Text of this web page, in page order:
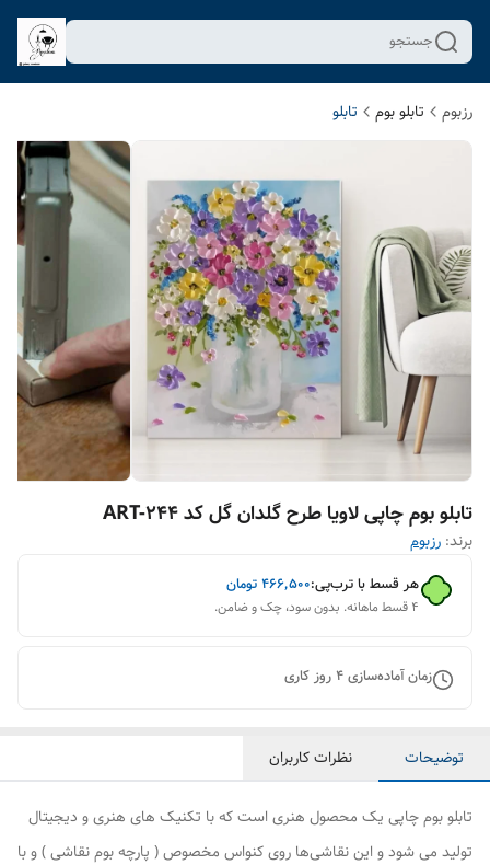
جستجو
رزبوم تابلو بوم تابلو
تابلو بوم چاپی لاویا طرح گلدان گل کد ART-244
برند: رزبوم
هر قسط با ترب‌پی:۴۶۶٬۵۰۰تومان
۴ قسط ماهانه. بدون سود، چک و ضامن.
زمان آماده‌سازی4روز کاری
توضیحات نظرات کاربران
تابلو بوم چاپی یک محصول هنری است که با تکنیک های هنری و دیجیتال
تولید می شود و این نقاشی‌ها روی کنواس مخصوص ( پارچه بوم نقاشی ) و با